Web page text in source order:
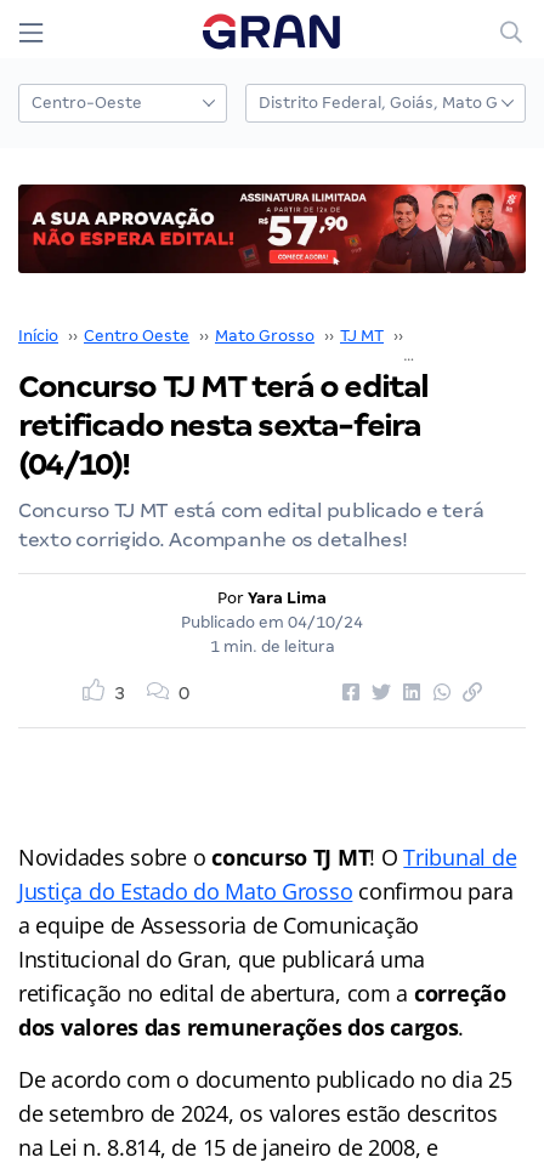
Início ›› Centro Oeste ›› Mato Grosso ›› TJ MT ››
Concurso TJ MT terá o edital
retificado nesta sexta-feira
(04/10)!
Concurso TJ MT está com edital publicado e terá
texto corrigido. Acompanhe os detalhes!
Por Yara Lima
Publicado em 04/10/24
1 min. de leitura
3 0
Novidades sobre oconcurso TJ MT! OTribunal de
Justiça do Estado do Mato Grosso confirmou para
a equipe de Assessoria de Comunicação
Institucional do Gran, que publicará uma
retificação no edital de abertura, com a correção
dos valores das remunerações dos cargos.
De acordo com o documento publicado no dia 25
de setembro de 2024, os valores estão descritos
na Lei n. 8.814, de 15 de janeiro de 2008, e